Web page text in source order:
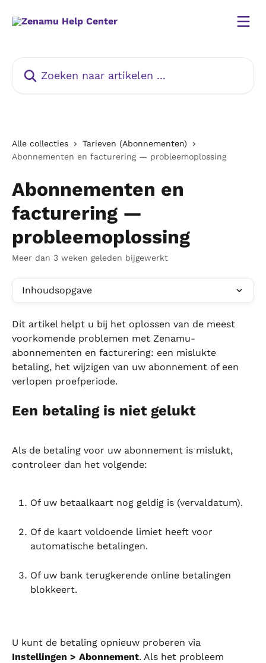
Alle collecties
Tarieven (Abonnementen)
Abonnementen en facturering — probleemoplossing
Abonnementen en
facturering —
probleemoplossing
Meer dan 3 weken geleden bijgewerkt
Inhoudsopgave
Dit artikel helpt u bij het oplossen van de meest
voorkomende problemen met Zenamu-
abonnementen en facturering: een mislukte
betaling, het wijzigen van uw abonnement of een
verlopen proefperiode.
Een betaling is niet gelukt
Als de betaling voor uw abonnement is mislukt,
controleer dan het volgende:
Of uw betaalkaart nog geldig is (vervaldatum).
Of de kaart voldoende limiet heeft voor
automatische betalingen.
Of uw bank terugkerende online betalingen
blokkeert.
U kunt de betaling opnieuw proberen via
Instellingen > Abonnement. Als het probleem